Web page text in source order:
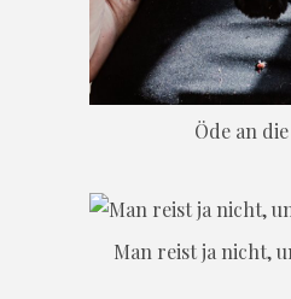
Öde an
Man reist ja nicht,